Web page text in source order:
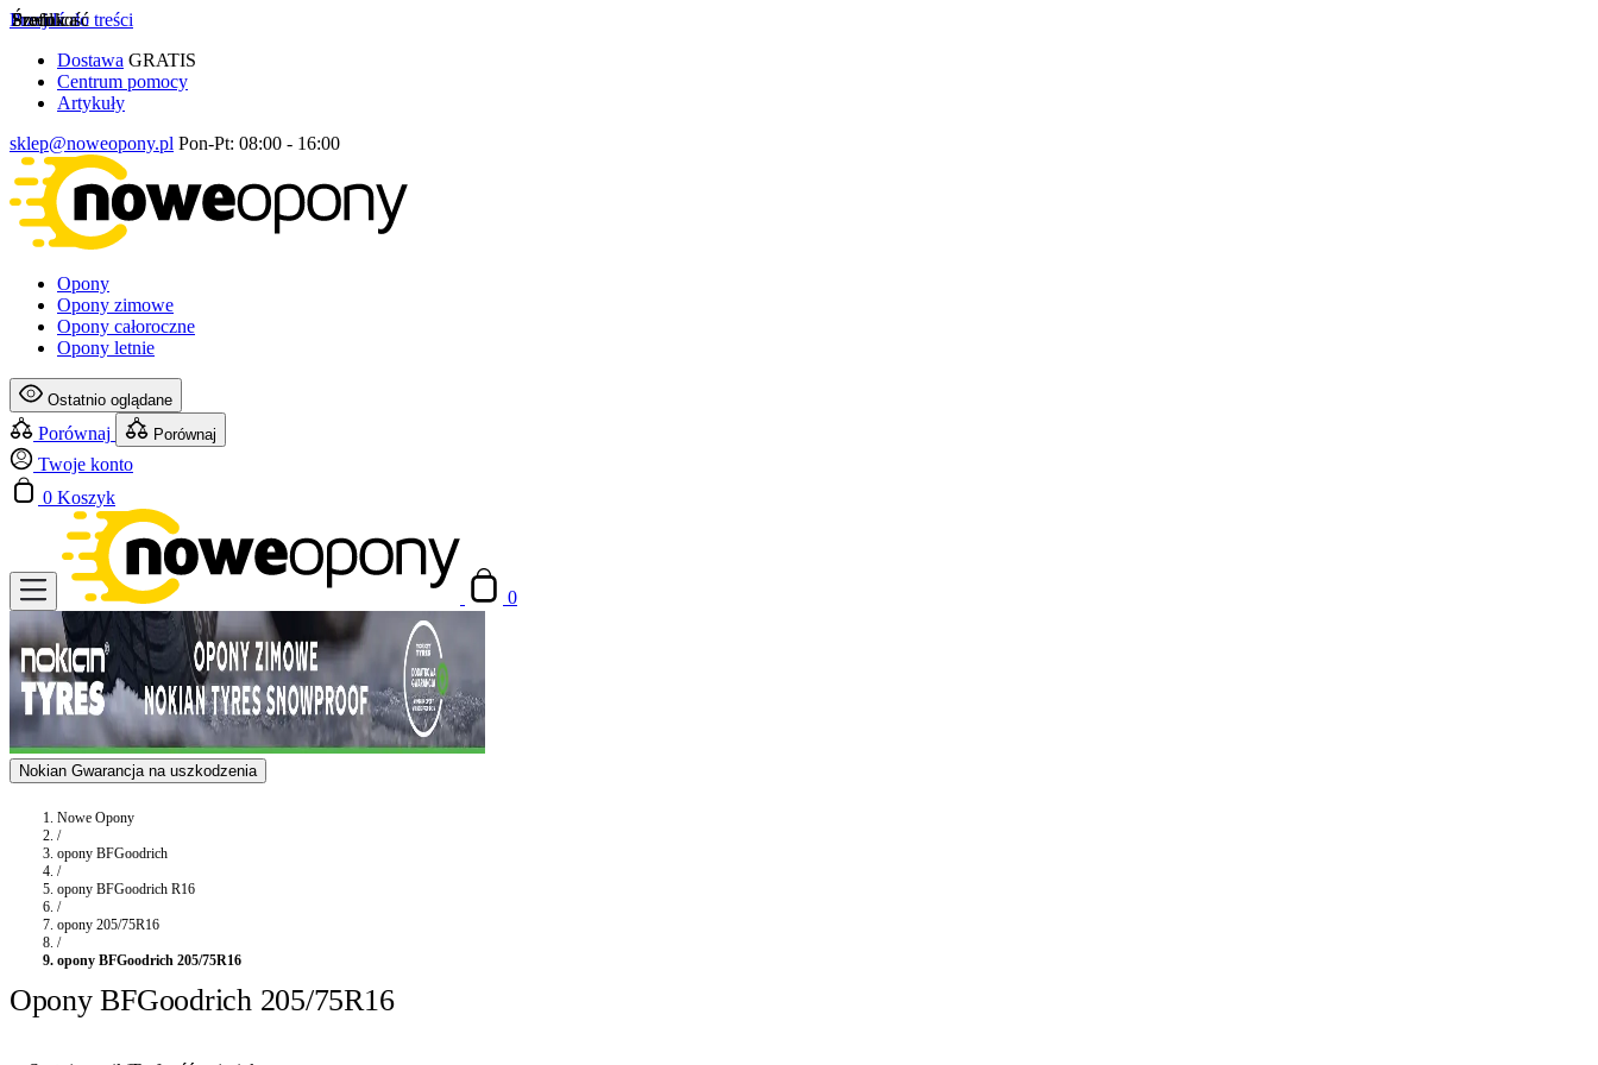
Przejdź do treści
Dostawa GRATIS
Centrum pomocy
Artykuły
sklep@noweopony.pl Pon-Pt: 08:00 - 16:00
Opony
Opony zimowe
Opony całoroczne
Opony letnie
Ostatnio oglądane
Porównaj Porównaj
Twoje konto
0 Koszyk
0
Nokian Gwarancja na uszkodzenia
Nowe Opony
/
opony BFGoodrich
/
opony BFGoodrich R16
/
opony 205/75R16
/
opony BFGoodrich 205/75R16
Opony BFGoodrich 205/75R16
Szerokość
Profil
Średnica